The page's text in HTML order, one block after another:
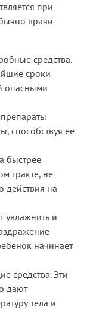
при
врачи
средства.
сроки
опасными
способствуя её
быстрее
тракте, не
действия на
увлажнить и
начинает
средства. Эти
дают
тела и